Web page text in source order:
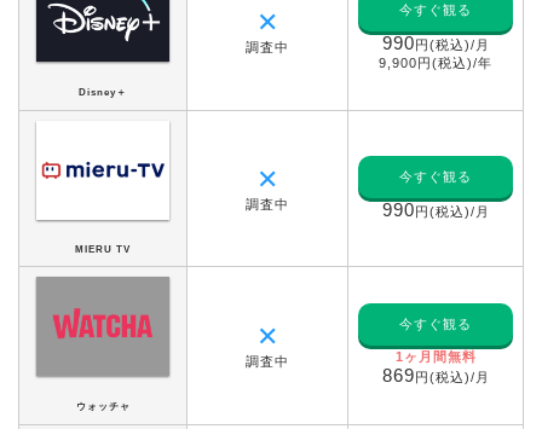
Disney＋
✕
調査中
今すぐ観る
990円(税込)/月
9,900円(税込)/年
MIERU TV
✕
調査中
今すぐ観る
990円(税込)/月
ウォッチャ
✕
調査中
今すぐ観る
1ヶ月間無料
869円(税込)/月